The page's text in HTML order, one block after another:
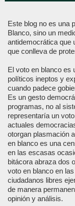
Este blog no es una
Blanco, sino un
antidemocrática que
que conlleva de
El voto en blanco es
políticos ineptos y
cuando padece
Es un gesto
programas, no al
representaría un
actuales
otorgan plasmación
en blanco es una
en las escasas
bitácora abraza dos
voto en blanco en
ciudadanos libres
de manera
opinión y análisis.